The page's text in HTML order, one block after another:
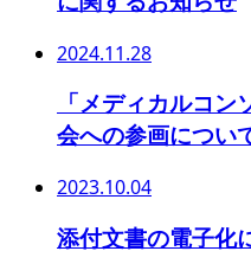
2024.11.28
「メディカルコ
会への参画につい
2023.10.04
添付文書の電子化